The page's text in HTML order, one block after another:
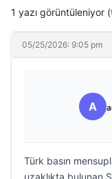
1 yazı görüntüleniyor
05/25/2026: 9:05 pm
A
Türk basın
uzaklıkta bulunan